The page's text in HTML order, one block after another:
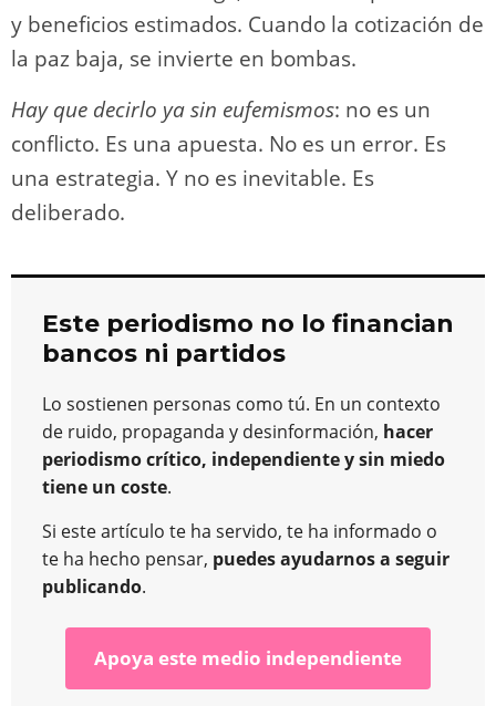
y beneficios estimados. Cuando la cotización de
la paz baja, se invierte en bombas.
Hay que decirlo ya sin eufemismos: no es un
conflicto. Es una apuesta. No es un error. Es
una estrategia. Y no es inevitable. Es
deliberado.
Este periodismo no lo financian
bancos ni partidos
Lo sostienen personas como tú. En un contexto
de ruido, propaganda y desinformación, hacer
periodismo crítico, independiente y sin miedo
tiene un coste.
Si este artículo te ha servido, te ha informado o
te ha hecho pensar, puedes ayudarnos a seguir
publicando.
Apoya este medio independiente